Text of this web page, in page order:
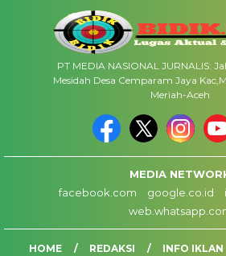
PT MEDIA NASIONAL JURNALIS:
Mesidah Desa Cemparam Jaya
Meriah-Aceh
MEDIA
facebook.com
google.co.id
HOME REDAKSI INFO IKLAN